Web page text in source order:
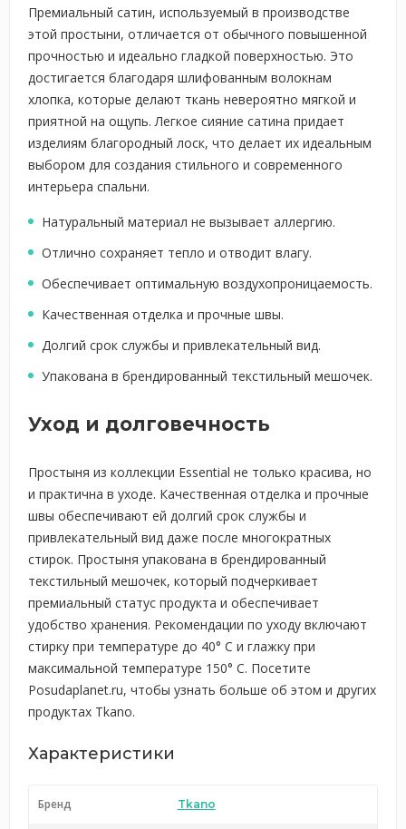
Премиальный сатин, используемый в производстве
этой простыни, отличается от обычного повышенной
прочностью и идеально гладкой поверхностью. Это
достигается благодаря шлифованным волокнам
хлопка, которые делают ткань невероятно мягкой и
приятной на ощупь. Легкое сияние сатина придает
изделиям благородный лоск, что делает их идеальным
выбором для создания стильного и современного
интерьера спальни.
Натуральный материал не вызывает аллергию.
Отлично сохраняет тепло и отводит влагу.
Обеспечивает оптимальную воздухопроницаемость.
Качественная отделка и прочные швы.
Долгий срок службы и привлекательный вид.
Упакована в брендированный текстильный мешочек.
Уход и долговечность
Простыня из коллекции Essential не только красива, но
и практична в уходе. Качественная отделка и прочные
швы обеспечивают ей долгий срок службы и
привлекательный вид даже после многократных
стирок. Простыня упакована в брендированный
текстильный мешочек, который подчеркивает
премиальный статус продукта и обеспечивает
удобство хранения. Рекомендации по уходу включают
стирку при температуре до 40° C и глажку при
максимальной температуре 150° C. Посетите
Posudaplanet.ru, чтобы узнать больше об этом и других
продуктах Tkano.
Характеристики
Бренд Tkano